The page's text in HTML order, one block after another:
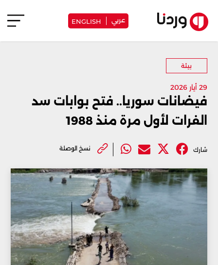
عربي ENGLISH
بيئة
29 أيار 2026
فيضانات سوريا.. فتح بوابات سد
الفرات لأول مرة منذ 1988
شارك نسخ الوصلة